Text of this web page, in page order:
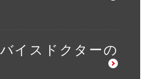
イスドクターの